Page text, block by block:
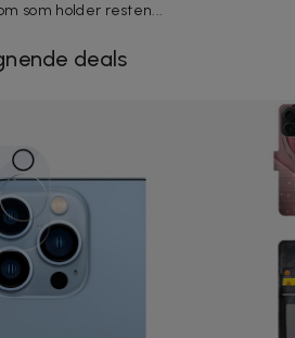
som holder resten...
deals